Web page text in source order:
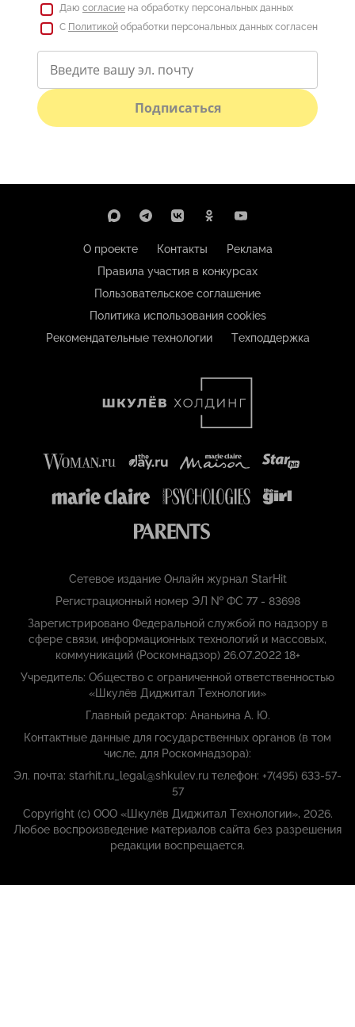
Даю согласие на обработку персональных данных
С Политикой обработки персональных данных согласен
Подписаться
О проекте Контакты
Реклама
Правила участия в конкурсах
Пользовательское соглашение
Политика использования cookies
Рекомендательные технологии
Техподдержка
Сетевое издание Онлайн журнал StarHit
Регистрационный номер ЭЛ № ФС 77 - 83698
Зарегистрировано Федеральной службой по надзору в
сфере связи, информационных технологий и массовых,
коммуникаций (Роскомнадзор) 26.07.2022 18+
Учредитель: Общество с ограниченной ответственностью
«Шкулёв Диджитал Технологии»
Главный редактор: Ананьина А. Ю.
Контактные данные для государственных органов (в том
числе, для Роскомнадзора):
Эл. почта: starhit.ru_legal@shkulev.ru телефон: +7(495) 633-57-
57
Copyright (с) ООО «Шкулёв Диджитал Технологии», 2026.
Любое воспроизведение материалов сайта без разрешения
редакции воспрещается.